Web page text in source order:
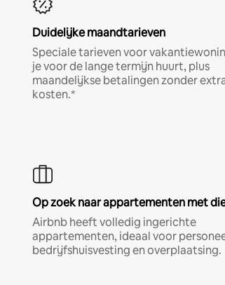
Duidelijke maandtarieven
Speciale tarieven voor
je voor de lange termijn huurt, plus
maandelijkse betalingen zonder
kosten.*
Op zoek naar appartementen met
Airbnb heeft volledig ingerichte
appartementen, ideaal voor
bedrijfshuisvesting en overplaatsing.